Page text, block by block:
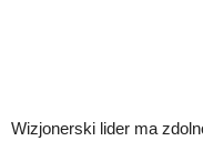
Wizjonerski lider ma